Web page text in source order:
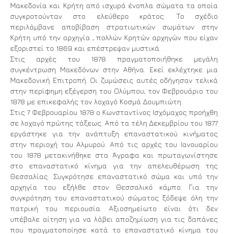
Μακεδονία και Κρήτη από ισχυρά ένοπλα σώματα τα οποία
συγκροτούνταν στο ελεύθερο κράτος. Το σχέδιο
περιλάμβανε αποβίβαση στρατιωτικών σωμάτων στην
Κρήτη υπό την αρχηγία , πολλών Κρητών αρχηγών που είχαν
εξοριστεί το 1869 και επέστρεψαν μυστικά.
Στις αρχές του 1878 πραγματοποιήθηκε μεγάλη
συγκέντρωση Μακεδόνων στην Αθήνα. Εκεί εκλέχτηκε μια
Μακεδονική Επιτροπή. Οι ζυμώσεις αυτές οδήγησαν τελικά
στην περίφημη εξέγερση του Ολύμπου, τον Φεβρουάριο του
1878 με επικεφαλής τον λοχαγό Κοσμά Δουμπιώτη.
Στις 7 Φεβρουαρίου 1878 ο Κωνσταντίνος Ισχόμαχος προήχθη
σε λοχαγό πρώτης τάξεως. Από τα τέλη Δεκεμβρίου του 1877
εργάστηκε για την ανάπτυξη επαναστατικού κινήματος
στην περιοχή του Αλμυρού. Από τις αρχές του Ιανουαρίου
του 1878 μετακινήθηκε στα Άγραφα και πρωταγωνίστησε
στο επαναστατικό κίνημα για την απελευθέρωση της
Θεσσαλίας. Συγκρότησε επαναστατικό σώμα και υπό την
αρχηγία του εξήλθε στον Θεσσαλικό κάμπο. Για την
συγκρότηση του επαναστατικού σώματος ξόδεψε όλη την
πατρική του περιουσία. Αξιοσημείωτο είναι ότι δεν
υπέβαλε αίτηση για να λάβει αποζημίωση για τις δαπάνες
που πραγματοποίησε κατά το επαναστατικό κίνημα του